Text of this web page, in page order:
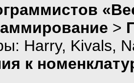
>
Harry, Kivals,
к